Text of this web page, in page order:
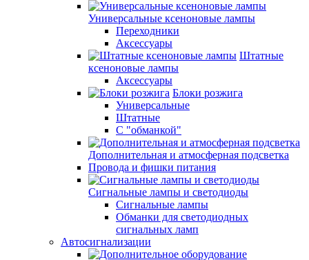
Универсальные ксеноновые лампы
Переходники
Аксессуары
Штатные
ксеноновые лампы
Аксессуары
Блоки розжига
Универсальные
Штатные
С "обманкой"
Дополнительная и атмосферная подсветка
Провода и фишки питания
Cигнальные лампы и светодиоды
Сигнальные лампы
Обманки для светодиодных
сигнальных ламп
Автосигнализации